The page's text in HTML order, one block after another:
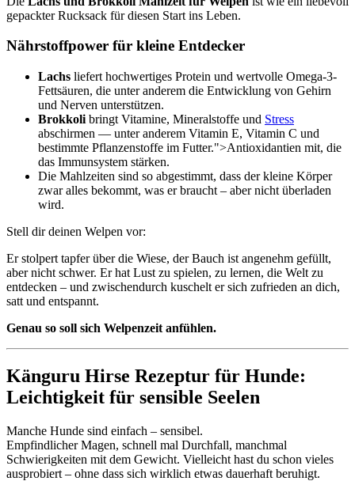
gepackter Rucksack für diesen Start ins Leben.
Nährstoffpower für kleine Entdecker
Lachs liefert hochwertiges Protein und wertvolle Omega-3-
Fettsäuren, die unter anderem die Entwicklung von Gehirn
und Nerven unterstützen.
Brokkoli bringt Vitamine, Mineralstoffe und Stress
abschirmen — unter anderem Vitamin E, Vitamin C und
bestimmte Pflanzenstoffe im Futter.">Antioxidantien mit, die
das Immunsystem stärken.
Die Mahlzeiten sind so abgestimmt, dass der kleine Körper
zwar alles bekommt, was er braucht – aber nicht überladen
wird.
Stell dir deinen Welpen vor:
Er stolpert tapfer über die Wiese, der Bauch ist angenehm gefüllt,
aber nicht schwer. Er hat Lust zu spielen, zu lernen, die Welt zu
entdecken – und zwischendurch kuschelt er sich zufrieden an dich,
satt und entspannt.
Genau so soll sich Welpenzeit anfühlen.
Känguru Hirse Rezeptur für Hunde:
Leichtigkeit für sensible Seelen
Manche Hunde sind einfach – sensibel.
Empfindlicher Magen, schnell mal Durchfall, manchmal
Schwierigkeiten mit dem Gewicht. Vielleicht hast du schon vieles
ausprobiert – ohne dass sich wirklich etwas dauerhaft beruhigt.